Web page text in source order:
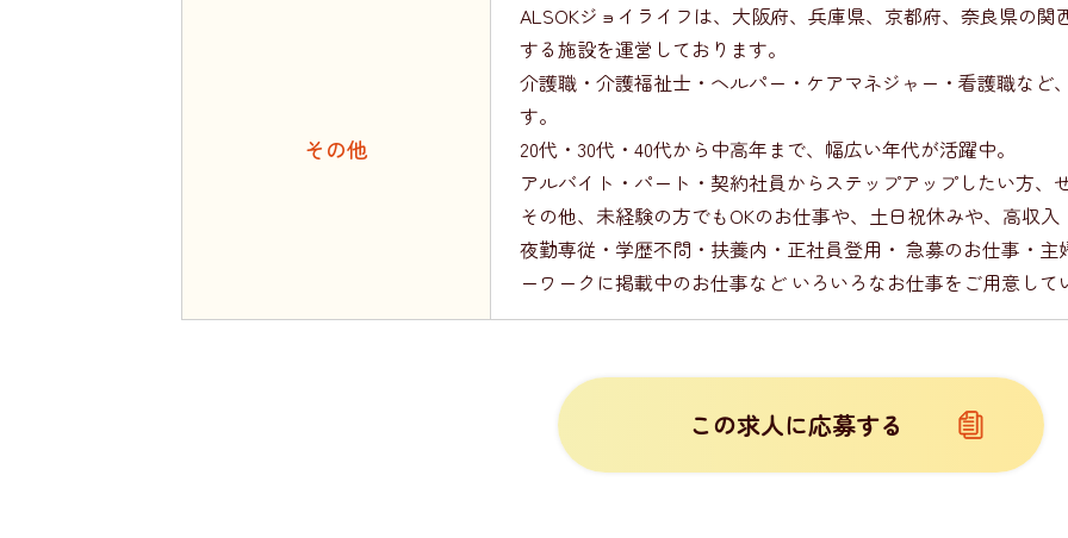
その他
ALSOKジョイライフは、大阪府、兵庫県、京都府、奈良県の
する施設を運営しております。
介護職・介護福祉士・ヘルパー・ケアマネジャー・看護職など
す。
20代・30代・40代から中高年まで、幅広い年代が活躍中。
アルバイト・パート・契約社員からステップアップしたい方
その他、未経験の方でもOKのお仕事や、土日祝休みや、高収
夜勤専従・学歴不問・扶養内・正社員登用・ 急募のお仕事・
ーワークに掲載中のお仕事など いろいろなお仕事をご用意し
この求人に応募する